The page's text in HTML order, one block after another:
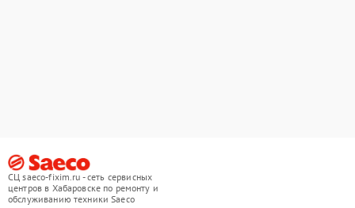
СЦ saeco-fixim.ru - сеть сервисных
центров в Хабаровске по ремонту и
обслуживанию техники Saeco